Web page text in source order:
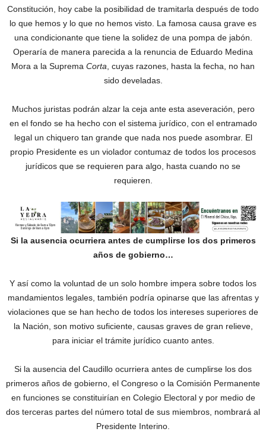
Constitución, hoy cabe la posibilidad de tramitarla después de todo
lo que hemos y lo que no hemos visto. La famosa causa grave es
una condicionante que tiene la solidez de una pompa de jabón.
‎Operaría de manera parecida a la renuncia de Eduardo Medina
Mora a la Suprema Corta , cuyas razones, hasta la fecha, no han
sido develadas.
Muchos juristas podrán alzar la ceja ante esta aseveración, pero
en el fondo se ha hecho con el sistema jurídico, con el entramado
legal un chiquero tan grande que nada nos puede asombrar.‎ El
propio Presidente es un violador contumaz de todos los procesos
jurídicos que se requieren para algo, hasta cuando no se
requieren.
Si la ausencia ocurriera antes de cumplirse los dos primeros
años de gobierno…
Y así como la voluntad de un solo hombre impera sobre todos los
mandamientos legales, también podría opinarse que las afrentas y
violaciones que se han hecho de todos los intereses superiores de
la Nación, son motivo suficiente, causas graves de gran relieve,
para iniciar el trámite jurídico cuanto antes.
Si la ausencia del Caudillo ocurriera antes de cumplirse los dos
primeros años de gobierno, el Congreso o la Comisión Permanente
en funciones se constituirían en Colegio Electoral y por medio de
dos terceras partes del número total de sus miembros, nombrará al
Presidente Interino.